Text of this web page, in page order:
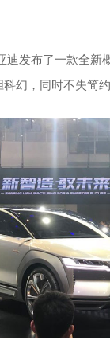
迪发布了一款全
幻，同时不失简约